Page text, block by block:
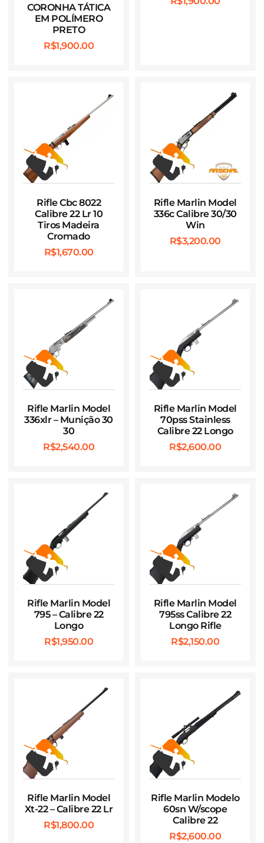
CORONHA TÁTICA
EM POLÍMERO
PRETO
R$1,900.00
Rifle Cbc 8022
Calibre 22 Lr 10
Tiros Madeira
Cromado
R$1,670.00
Rifle Marlin Model
336c Calibre 30/30
Win
R$3,200.00
Rifle Marlin Model
336xlr – Munição 30
30
R$2,540.00
Rifle Marlin Model
70pss Stainless
Calibre 22 Longo
R$2,600.00
Rifle Marlin Model
795 – Calibre 22
Longo
R$1,950.00
Rifle Marlin Model
795ss Calibre 22
Longo Rifle
R$2,150.00
Rifle Marlin Model
Xt-22 – Calibre 22 Lr
R$1,800.00
Rifle Marlin Modelo
60sn W/scope
Calibre 22
R$2,600.00